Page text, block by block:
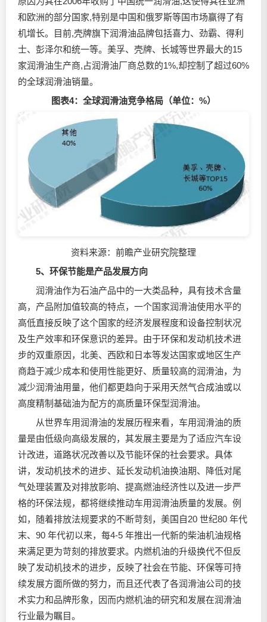
和欧洲的部分国家,特别是中国和俄罗斯等国市场赢得了有
机增长。目前,壳牌旗下润滑油品牌包括喜力、劲霸、得利
士、彭泽尔和统一等。美孚、壳牌、长城等世界最大的15
家润滑油生产商,占润滑油厂商总数的1%,却控制了超过60%
的全球润滑油销量。
图表4：全球润滑油竞争格局（单位：%）
资料来源：前瞻产业研究院整理
5、环保节能是产品发展方向
润滑油作为石油产品中的一大类品种，具有技术含量
高，产品附加值较高的特点，一个国家润滑油使用水平的
高低直接反映了这个国家的经济发展程度和设备控制状况
及生产效率和环保意识的差异。由于环保和发动机技术进
步的双重原因，北美、西欧和日本等发达国家或地区生产
商趋于减少成本和使用性能更好、质量较高的润滑油，为
减少润滑油用量，他们都更趋向于采用天然气合成油或以
高度精制基础油为配方的高质量环保型润滑油。
从世界车用润滑油的发展历程来看，车用润滑油的质
量是由低级向高级发展的，其发展主要是为了适应汽车设
计改进，道路状况改善以及节能环保的社会要求。具体
讲，发动机技术的进步、延长发动机油换油期、降低对尾
气处理装置及对排放影响、提高燃油经济性以及进一步严
格的环保法规，都将继续推动车用润滑油质量的发展。例
如，随着排放法规要求的不断苛刻，美国自20 世纪80 年代
末、90 年代初以来，每4-5 年推出一代新的柴油机油规格
来满足更为苛刻的排放要求。内燃机油的升级换代不但反
映了发动机技术的进步，反映了社会在节能、环保等可持
续发展方面所做的努力，而且还代表了各润滑油公司的技
术实力和品牌形象，因而内燃机油的研究和发展在润滑油
行业最为瞩目。